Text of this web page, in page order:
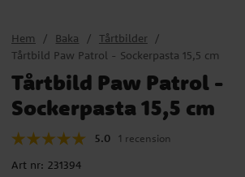
Hem Baka
Tårtbilder
Tårtbild Paw Patrol - Sockerpasta 15,5 cm
Tårtbild Paw Patrol -
Sockerpasta 15,5 cm
5.0 1 recension
Art nr: 231394